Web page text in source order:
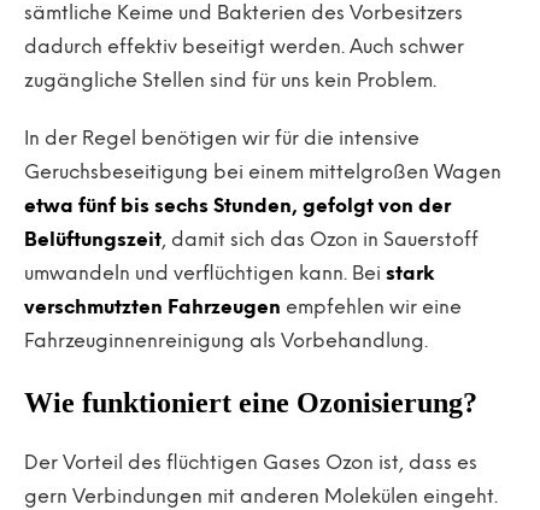
sämtliche Keime und Bakterien des Vorbesitzers
dadurch effektiv beseitigt werden. Auch schwer
zugängliche Stellen sind für uns kein Problem.
In der Regel benötigen wir für die intensive
Geruchsbeseitigung bei einem mittelgroßen Wagen
etwa fünf bis sechs Stunden, gefolgt von der
Belüftungszeit, damit sich das Ozon in Sauerstoff
umwandeln und verflüchtigen kann. Bei stark
verschmutzten Fahrzeugen empfehlen wir eine
Fahrzeuginnenreinigung als Vorbehandlung.
Wie funktioniert eine Ozonisierung?
Der Vorteil des flüchtigen Gases Ozon ist, dass es
gern Verbindungen mit anderen Molekülen eingeht.